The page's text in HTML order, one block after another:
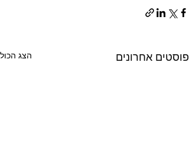
פוסטים אחרונים הצג הכול